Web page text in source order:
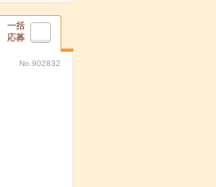
一括
応募
No.902832